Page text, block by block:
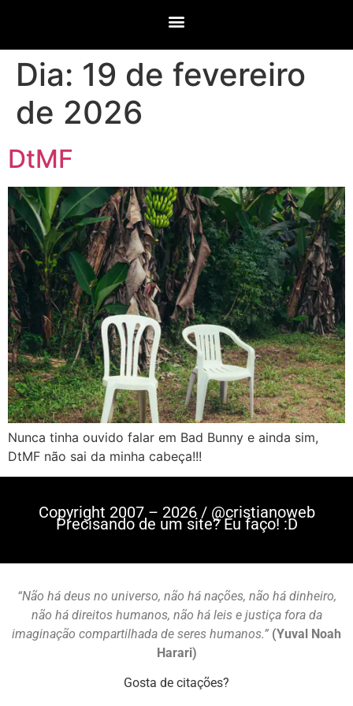
Dia: 19 de fevereiro
de 2026
DtMF
Nunca tinha ouvido falar em Bad Bunny e ainda sim,
DtMF não sai da minha cabeça!!!
Copyright 2007 – 2026 / @cristianoweb
Precisando de um site? Eu faço! :D
“Não há deus no universo, não há nações, não há dinheiro,
não há direitos humanos, não há leis e justiça fora da
imaginação compartilhada de seres humanos.” (Yuval Noah
Harari)
Gosta de citações?